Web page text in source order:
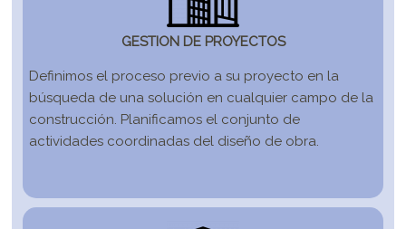
GESTION DE PROYECTOS
Definimos el proceso previo a su proyecto en la
búsqueda de una solución en cualquier campo de la
construcción. Planificamos el conjunto de
actividades coordinadas del diseño de obra.